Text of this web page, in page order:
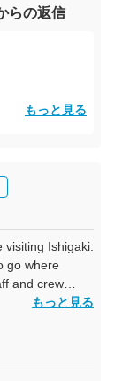
言ってくれ
ん。
な砂…どこを
みなさんの明
思います！
した！！
らの返信
にご参加いた
、たくさん
ご一緒でき
！
もっと見る
visiting Ishigaki.
go where
and crew
of us while
もっと見る